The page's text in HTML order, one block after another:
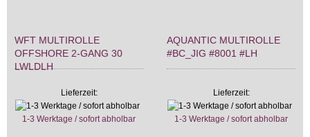
WFT MULTIROLLE
OFFSHORE 2-GANG 30
LWLDLH
Lieferzeit:
1-3 Werktage / sofort abholbar
AQUANTIC MULTIROLLE
#BC_JIG #8001 #LH
Lieferzeit:
1-3 Werktage / sofort abholbar